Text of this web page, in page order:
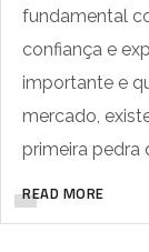
fundamental
confiança e
importante e
mercado,
primeira pedra
READ MORE